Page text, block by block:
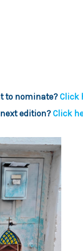
to nominate? Click
edition? Click